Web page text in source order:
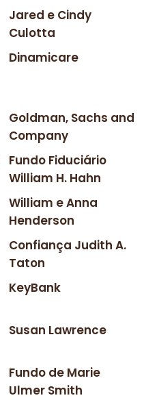
Jared e Cindy
Culotta
Dinamicare
Goldman, Sachs and
Company
Fundo Fiduciário
William H. Hahn
William e Anna
Henderson
Confiança Judith A.
Taton
KeyBank
Susan Lawrence
Fundo de Marie
Ulmer Smith